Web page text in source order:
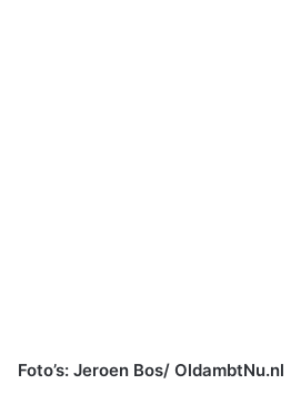
Foto’s: Jeroen Bos/ OldambtNu.nl